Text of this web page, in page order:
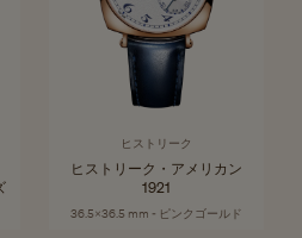
ヒストリーク
ヒストリーク・アメリカン
1921
36.5x36.5 mm - ピンクゴールド